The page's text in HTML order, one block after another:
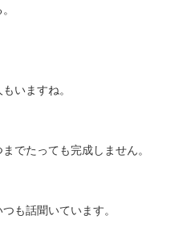
いますね。
でたっても完成しません。
も話聞いています。